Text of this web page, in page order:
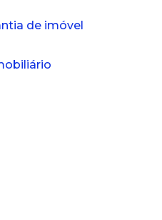
de imóvel